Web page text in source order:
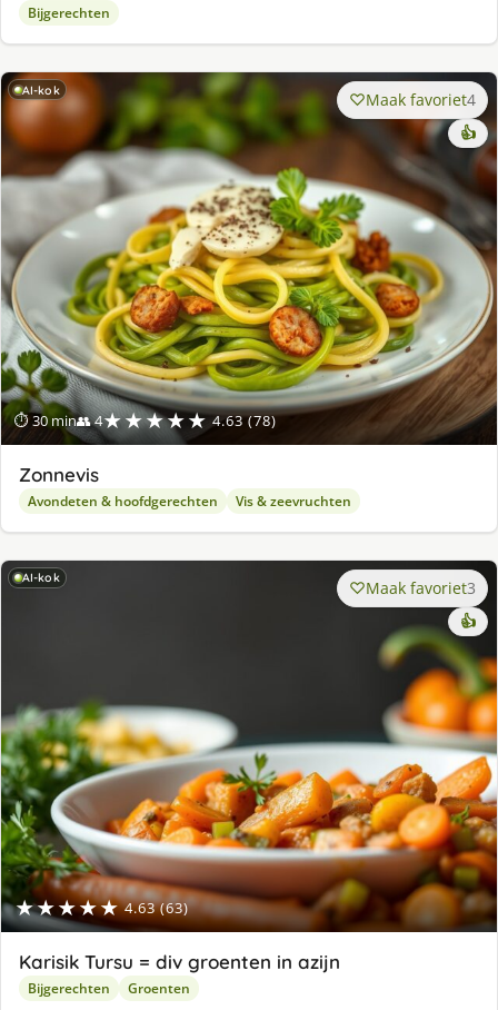
Bijgerechten
AI-kok
⏱ 30 min👥 4★★★★★ 4.63 (78)
Maak favoriet4
👍
Zonnevis
Avondeten & hoofdgerechten Vis & zeevruchten
AI-kok
★★★★★ 4.63 (63)
Maak favoriet3
👍
Karisik Tursu = div groenten in azijn
Bijgerechten Groenten